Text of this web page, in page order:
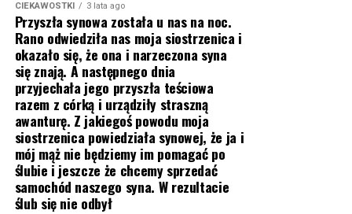
CIEKAWOSTKI 3 lata ago
Przyszła synowa została u nas na noc.
Rano odwiedziła nas moja siostrzenica i
okazało się, że ona i narzeczona syna
się znają. A następnego dnia
przyjechała jego przyszła teściowa
razem z córką i urządziły straszną
awanturę. Z jakiegoś powodu moja
siostrzenica powiedziała synowej, że ja i
mój mąż nie będziemy im pomagać po
ślubie i jeszcze że chcemy sprzedać
samochód naszego syna. W rezultacie
ślub się nie odbył